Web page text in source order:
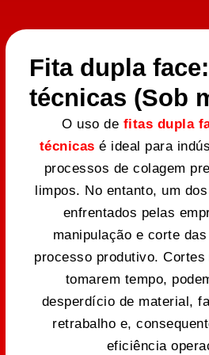
Fita dupla
técnicas (Sob
O uso de fitas dupla
técnicas é ideal para
processos de colagem
limpos. No entanto, um
enfrentados pelas
manipulação e corte
processo produtivo.
tomarem tempo,
desperdício de material,
retrabalho e,
eficiência